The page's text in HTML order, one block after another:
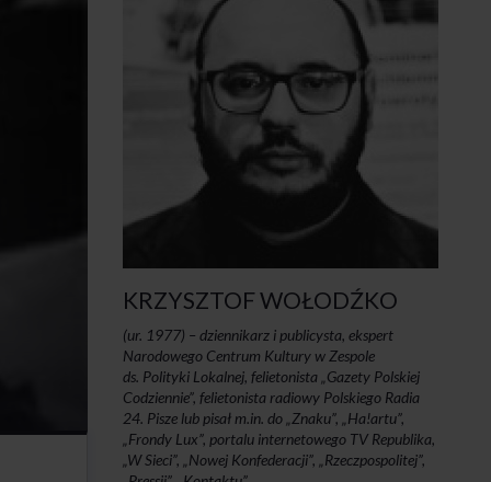
KRZYSZTOF WOŁODŹKO
(ur. 1977) – dziennikarz i publicysta, ekspert
Narodowego Centrum Kultury w Zespole
ds. Polityki Lokalnej, felietonista „Gazety Polskiej
Codziennie”, felietonista radiowy Polskiego Radia
24. Pisze lub pisał m.in. do „Znaku”, „Ha!artu”,
„Frondy Lux”, portalu internetowego TV Republika,
„W Sieci”, „Nowej Konfederacji”, „Rzeczpospolitej”,